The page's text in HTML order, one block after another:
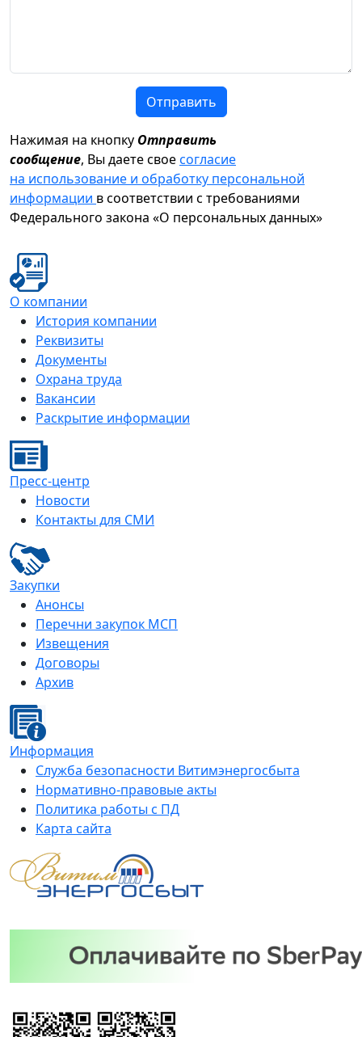
Отправить
Нажимая на кнопку Отправить
сообщение, Вы даете своесогласие
на использование и обработку персональной
информации в соответствии с требованиями
Федерального закона «О персональных данных»
О компании
История компании
Реквизиты
Документы
Охрана труда
Вакансии
Раскрытие информации
Пресс-центр
Новости
Контакты для СМИ
Закупки
Анонсы
Перечни закупок МСП
Извещения
Договоры
Архив
Информация
Служба безопасности Витимэнергосбыта
Нормативно-правовые акты
Политика работы с ПД
Карта сайта